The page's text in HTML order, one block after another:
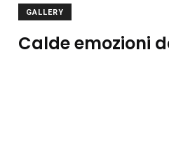
GALLERY
Calde emozioni